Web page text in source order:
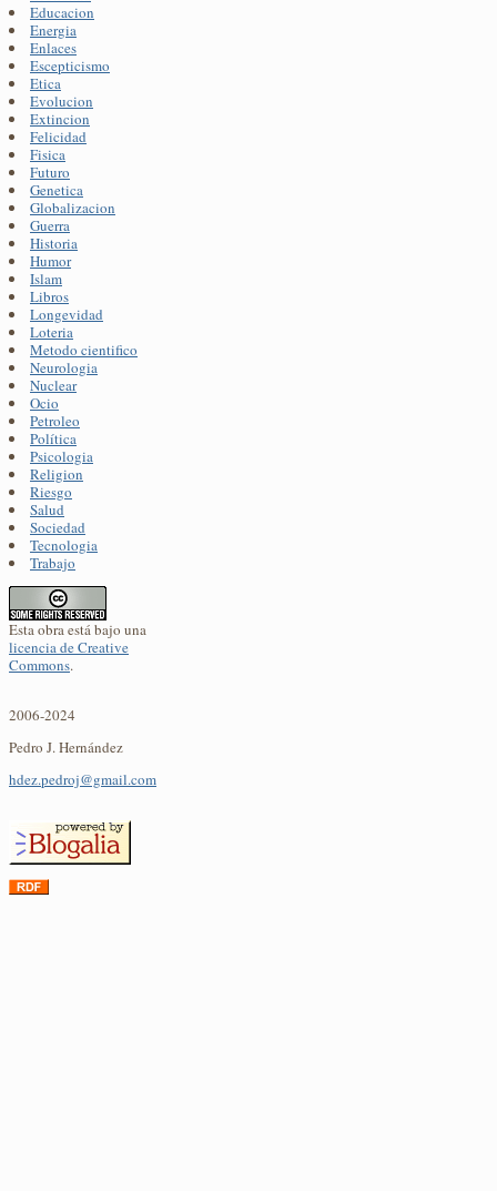
Educacion
Energia
Enlaces
Escepticismo
Etica
Evolucion
Extincion
Felicidad
Fisica
Futuro
Genetica
Globalizacion
Guerra
Historia
Humor
Islam
Libros
Longevidad
Loteria
Metodo cientifico
Neurologia
Nuclear
Ocio
Petroleo
Política
Psicologia
Religion
Riesgo
Salud
Sociedad
Tecnologia
Trabajo
Esta obra está bajo una
licencia de Creative
Commons.
2006-2024
Pedro J. Hernández
hdez.pedroj@gmail.com